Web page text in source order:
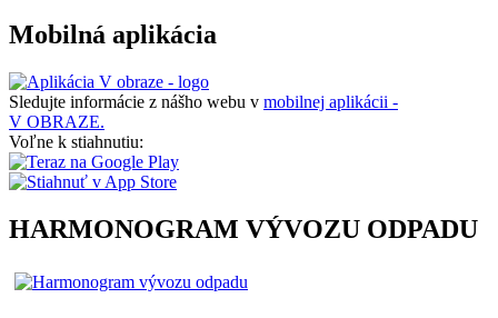
Mobilná aplikácia
Sledujte informácie z nášho webu v mobilnej aplikácii -
V OBRAZE.
Voľne k stiahnutiu:
HARMONOGRAM VÝVOZU ODPADU